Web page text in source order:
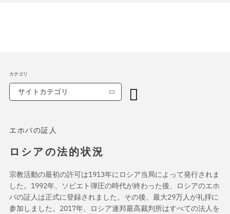
エホバの証人
ロシアの法的状況
宗教活動の最初の許可は1913年にロシア当局によって発行されま
した。1992年、ソビエト弾圧の時代が終わった後、ロシアのエホ
バの証人は正式に登録されました。その後、最大29万人が礼拝に
参加しました。2017年、ロシア連邦最高裁判所はすべての法人を
カテゴリ
サイトカテゴリ